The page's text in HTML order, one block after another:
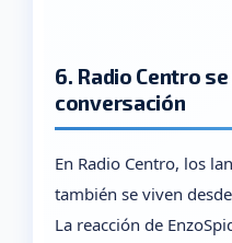
6. Radio Centro
conversación
En Radio Centro, los
también se viven
La reacción de